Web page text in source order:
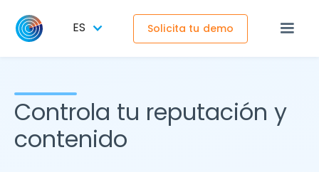
Solicita tu demo
ES
Controla tu reputación y
contenido